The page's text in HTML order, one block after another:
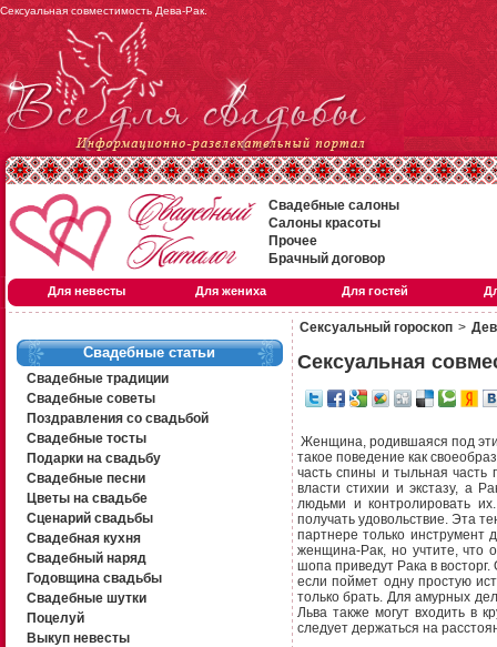
Сексуальная совместимость Дева-Рак.
Свадебные салоны
Салоны красоты
Прочее
Брачный договор
Для невесты Для жениха Для гостей
Свадебные статьи
Свадебные традиции
Свадебные советы
Поздравления со свадьбой
Свадебные тосты
Подарки на свадьбу
Свадебные песни
Цветы на свадьбе
Сценарий свадьбы
Свадебная кухня
Свадебный наряд
Годовщина свадьбы
Свадебные шутки
Поцелуй
Выкуп невесты
Сексуальный гороскоп >
Сексуальная
Женщина, родившаяся под
такое поведение как
часть спины и тыльная
власти стихии и экстазу, а
людьми и контролировать
получать удовольствие. Эта
партнере только инструмент
женщина-Рак, но учтите, что
шопа приведут Рака в
если поймет одну простую
только брать. Для амурных
Льва также могут входить в
следует держаться на